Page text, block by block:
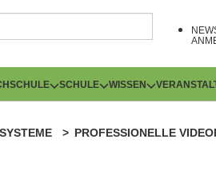
SCHULE WISSEN
PROFESSIONELLE